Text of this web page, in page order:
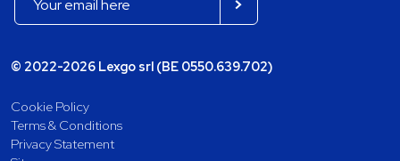
© 2022-2026 Lexgo srl (BE 0550.639.702)
Cookie Policy
Terms & Conditions
Privacy Statement